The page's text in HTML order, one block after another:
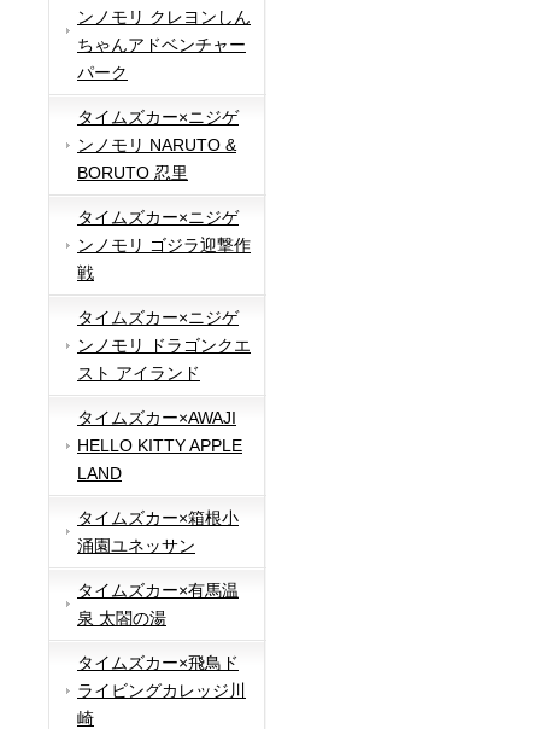
ンノモリ クレヨンしん
ちゃんアドベンチャー
パーク
タイムズカー×ニジゲ
ンノモリ NARUTO &
BORUTO 忍里
タイムズカー×ニジゲ
ンノモリ ゴジラ迎撃作
戦
タイムズカー×ニジゲ
ンノモリ ドラゴンクエ
スト アイランド
タイムズカー×AWAJI
HELLO KITTY APPLE
LAND
タイムズカー×箱根小
涌園ユネッサン
タイムズカー×有馬温
泉 太閤の湯
タイムズカー×飛鳥ド
ライビングカレッジ川
崎